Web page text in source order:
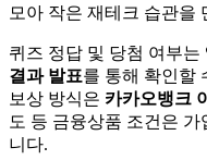
모아 작은 재테크 습관을
퀴즈 정답 및 당첨 여부는
결과 발표를 통해 확인할
보상 방식은 카카오뱅크
도 등 금융상품 조건은
니다.